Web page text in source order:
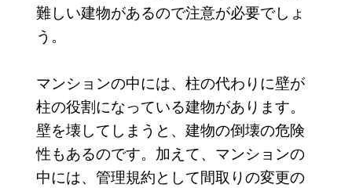
難しい建物があるので注意が必要でしょ
う。
マンションの中には、柱の代わりに壁が
柱の役割になっている建物があります。
壁を壊してしまうと、建物の倒壊の危険
性もあるのです。加えて、マンションの
中には、管理規約として間取りの変更の